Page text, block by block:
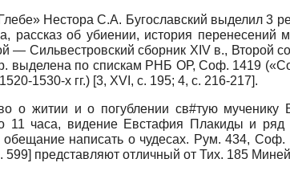
Нестора С.А. Бугославский выделил 3
рассказ об убиении, история перенесений
— Сильвестровский сборник XIV в., Второй
выделена по спискам РНБ ОР, Соф. 1419
1530-х гг.) [3, XVI, с. 195; 4, с. 216-217].
о житии и о погублении св#тую
11 часа, видение Евстафия Плакиды и
обещание написать о чудесах. Рум. 434,
599] представляют отличный от Тих. 185